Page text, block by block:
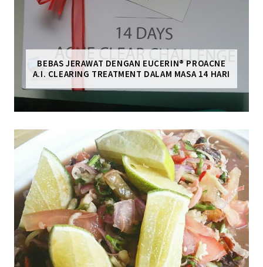
BEBAS JERAWAT DENGAN EUCERIN® PROACNE
A.I. CLEARING TREATMENT DALAM MASA 14 HARI